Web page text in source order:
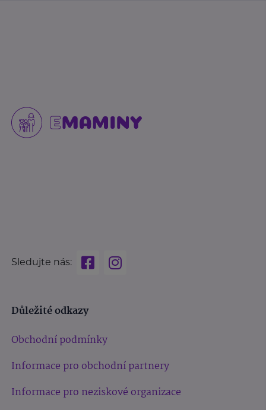
Sledujte nás:
Důležité odkazy
Obchodní podmínky
Informace pro obchodní partnery
Informace pro neziskové organizace